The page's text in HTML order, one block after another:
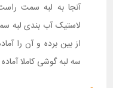
آنجا به لبه سمت
از بین برده و آن را
سه لبه گوشی کاملا